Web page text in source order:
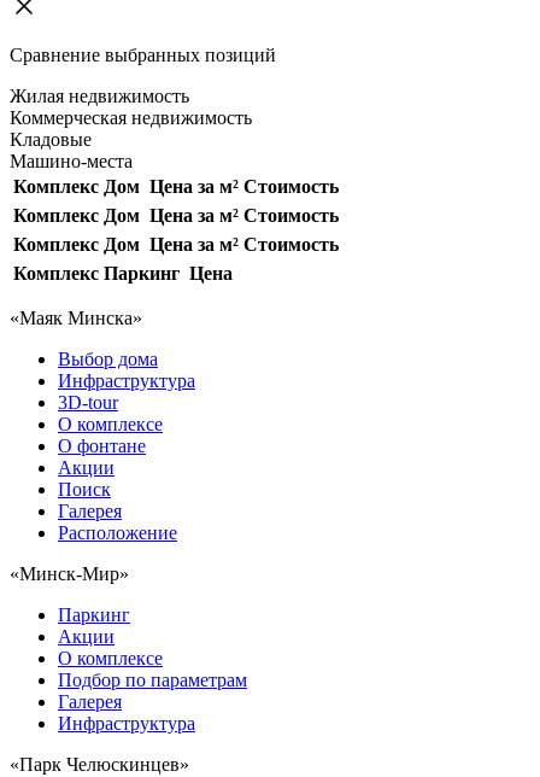
Сравнение выбранных позиций
Жилая недвижимость
Коммерческая недвижимость
Кладовые
Машино-места
Комплекс Дом Цена за м² Стоимость
Комплекс Дом Цена за м² Стоимость
Комплекс Дом Цена за м² Стоимость
Комплекс Паркинг Цена
«Маяк Минска»
Выбор дома
Инфраструктура
3D-tour
О комплексе
О фонтане
Акции
Поиск
Галерея
Расположение
«Минск-Мир»
Паркинг
Акции
О комплексе
Подбор по параметрам
Галерея
Инфраструктура
«Парк Челюскинцев»